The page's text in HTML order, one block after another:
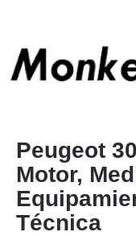
Peugeot
Motor,
Técnica